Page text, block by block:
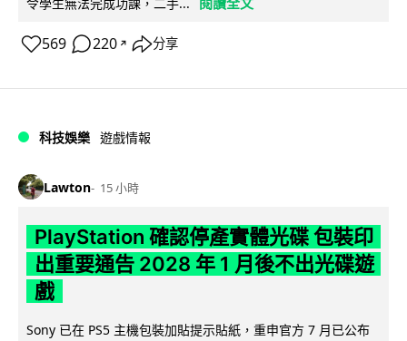
569 220 ↗ 分享
科技娛樂 遊戲情報
Lawton 15 小時
PlayStation 確認停產實體光碟 包裝印
出重要通告 2028 年 1 月後不出光碟遊
戲
Sony 已在 PS5 主機包裝加貼提示貼紙，重申官方 7 月已公布